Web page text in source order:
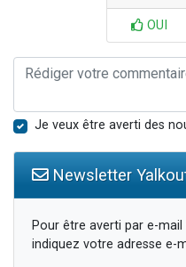
OUI
Je veux être averti des
Newsletter
Pour être averti par e-
indiquez votre adresse e-